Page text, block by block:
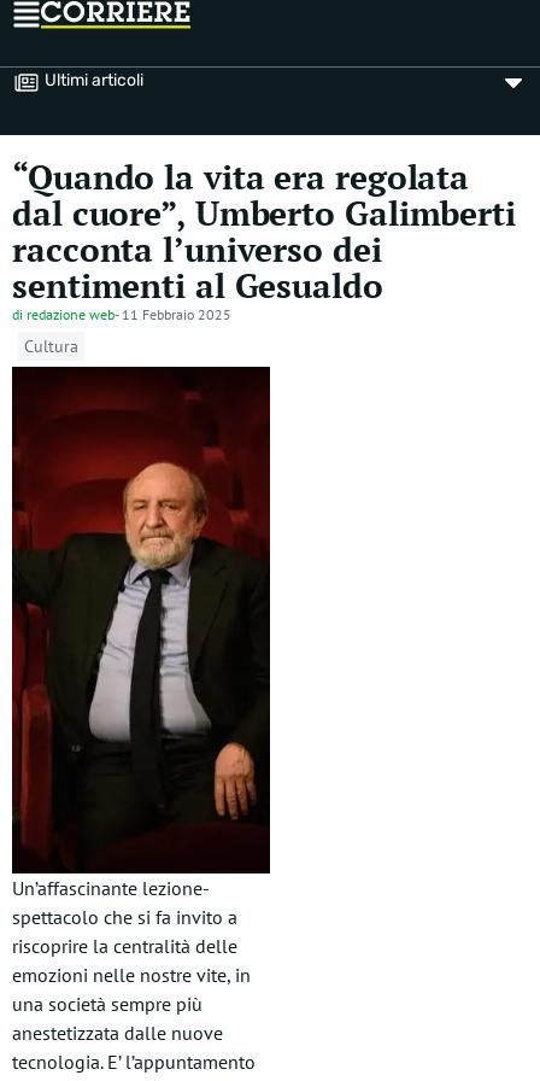
Ultimi articoli
“Quando la vita era regolata
dal cuore”, Umberto Galimberti
racconta l’universo dei
sentimenti al Gesualdo
di redazione web- 11 Febbraio 2025
Cultura
Un’affascinante lezione-
spettacolo che si fa invito a
riscoprire la centralità delle
emozioni nelle nostre vite, in
una società sempre più
anestetizzata dalle nuove
tecnologia. E’ l’appuntamento